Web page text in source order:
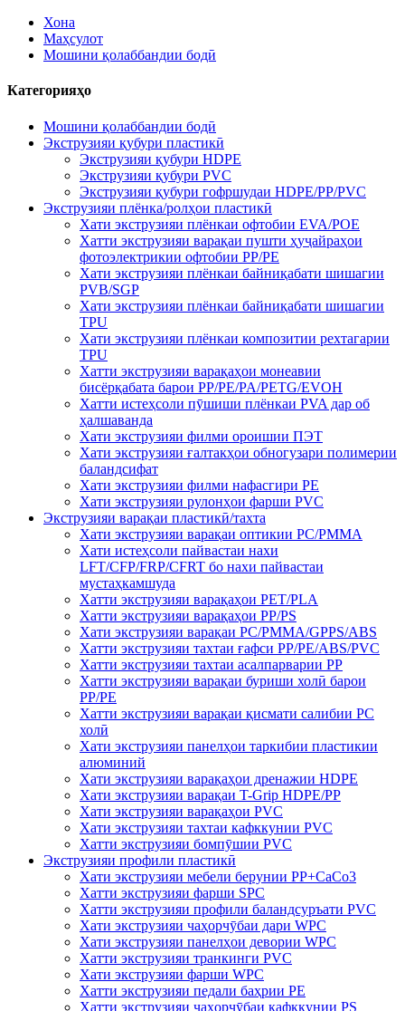
Хона
Маҳсулот
Мошини қолаббандии бодӣ
Категорияҳо
Мошини қолаббандии бодӣ
Экструзияи қубури пластикӣ
Экструзияи қубури HDPE
Экструзияи қубури PVC
Экструзияи қубури гофршудаи HDPE/PP/PVC
Экструзияи плёнка/ролҳои пластикӣ
Хати экструзияи плёнкаи офтобии EVA/POE
Хатти экструзияи варақаи пушти ҳуҷайраҳои
фотоэлектрикии офтобии PP/PE
Хати экструзияи плёнкаи байниқабати шишагии
PVB/SGP
Хати экструзияи плёнкаи байниқабати шишагии
TPU
Хати экструзияи плёнкаи композитии рехтагарии
TPU
Хатти экструзияи варақаҳои монеавии
бисёрқабата барои PP/PE/PA/PETG/EVOH
Хатти истеҳсоли пӯшиши плёнкаи PVA дар об
ҳалшаванда
Хати экструзияи филми ороишии ПЭТ
Хати экструзияи ғалтакҳои обногузари полимерии
баландсифат
Хати экструзияи филми нафасгири PE
Хати экструзияи рулонҳои фарши PVC
Экструзияи варақаи пластикӣ/тахта
Хати экструзияи варақаи оптикии PC/PMMA
Хати истеҳсоли пайвастаи нахи
LFT/CFP/FRP/CFRT бо нахи пайвастаи
мустаҳкамшуда
Хатти экструзияи варақаҳои PET/PLA
Хатти экструзияи варақаҳои PP/PS
Хати экструзияи варақаи PC/PMMA/GPPS/ABS
Хатти экструзияи тахтаи ғафси PP/PE/ABS/PVC
Хатти экструзияи тахтаи асалпарварии PP
Хатти экструзияи варақаи буриши холӣ барои
PP/PE
Хатти экструзияи варақаи қисмати салибии PC
холӣ
Хати экструзияи панелҳои таркибии пластикии
алюминий
Хати экструзияи варақаҳои дренажии HDPE
Хати экструзияи варақаи T-Grip HDPE/PP
Хати экструзияи варақаҳои PVC
Хати экструзияи тахтаи кафккунии PVC
Хатти экструзияи бомпӯшии PVC
Экструзияи профили пластикӣ
Хати экструзияи мебели берунии PP+CaCo3
Хатти экструзияи фарши SPC
Хатти экструзияи профили баландсуръати PVC
Хати экструзияи чаҳорчӯбаи дари WPC
Хати экструзияи панелҳои девории WPC
Хатти экструзияи транкинги PVC
Хати экструзияи фарши WPC
Хатти экструзияи педали баҳрии PE
Хатти экструзияи чаҳорчӯбаи кафккунии PS